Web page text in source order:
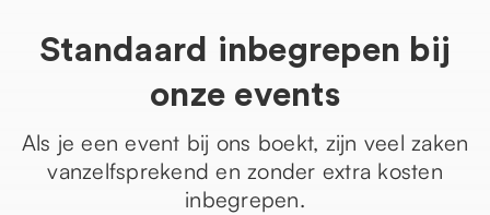
Standaard inbegrepen bij
onze events
Als je een event bij ons boekt, zijn veel zaken
vanzelfsprekend en zonder extra kosten
inbegrepen.